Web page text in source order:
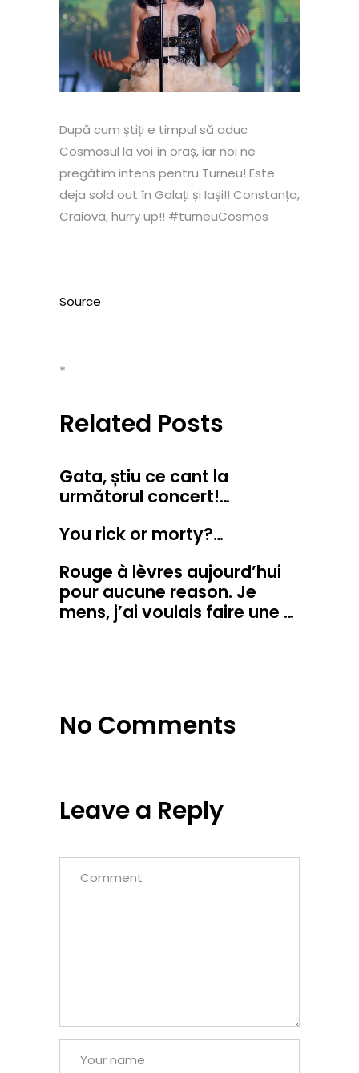
După cum știți e timpul să aduc
Cosmosul la voi în oraș, iar noi ne
pregătim intens pentru Turneu! Este
deja sold out în Galați și Iași!! Constanța,
Craiova, hurry up!! #turneuCosmos
Source
*
Related Posts
Gata, știu ce cant la
următorul concert!…
You rick or morty?…
Rouge à lèvres aujourd’hui
pour aucune reason. Je
mens, j’ai voulais faire une …
No Comments
Leave a Reply